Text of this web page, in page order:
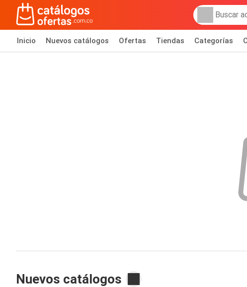
Inicio Nuevos catálogos Ofertas Tiendas Categorías
Nuevos catálogos